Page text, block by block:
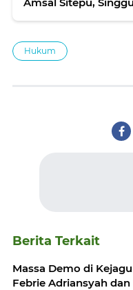
Hukum
Berita Terkait
Massa Demo di
Febrie Adriansyah